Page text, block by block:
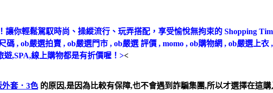
你輕鬆駕馭時尚、操縱流行、玩弄搭配，享受愉悅無拘束的 Shopping
, ob嚴選拍賣 , ob嚴選門市 , ob嚴選 評價 , momo , ob購物網 , ob嚴選上
,SPA,線上購物都是有折價喔！><
外套．3色 的原因,是因為比較有保障,也不會遇到詐騙集團,所以才選擇在這購